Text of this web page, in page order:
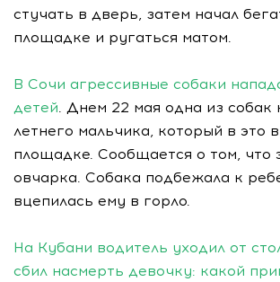
стучать в дверь, затем начал
площадке и ругаться матом.
В Сочи агрессивные собаки
детей. Днем 22 мая одна из собак
летнего мальчика, который в это
площадке. Сообщается о том, что
овчарка. Собака подбежала к
вцепилась ему в горло.
На Кубани водитель уходил от
сбил насмерть девочку: какой